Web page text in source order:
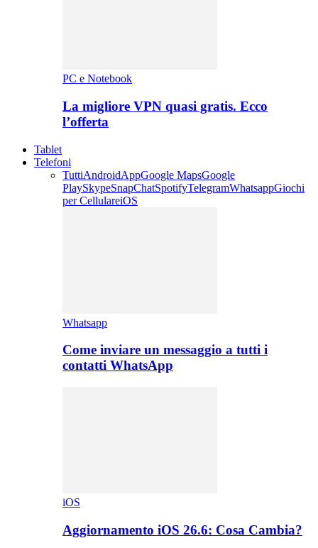
PC e Notebook
La migliore VPN quasi gratis. Ecco
l’offerta
Tablet
Telefoni
TuttiAndroidAppGoogle MapsGoogle
PlaySkypeSnapChatSpotifyTelegramWhatsappGiochi
per CellulareiOS
Whatsapp
Come inviare un messaggio a tutti i
contatti WhatsApp
iOS
Aggiornamento iOS 26.6: Cosa Cambia?